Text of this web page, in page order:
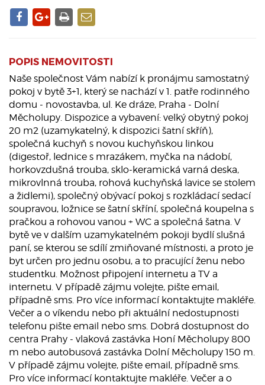
POPIS NEMOVITOSTI
Naše společnost Vám nabízí k pronájmu samostatný
pokoj v bytě 3+1, který se nachází v 1. patře rodinného
domu - novostavba, ul. Ke dráze, Praha - Dolní
Měcholupy. Dispozice a vybavení: velký obytný pokoj
20 m2 (uzamykatelný, k dispozici šatní skříň),
společná kuchyň s novou kuchyňskou linkou
(digestoř, lednice s mrazákem, myčka na nádobí,
horkovzdušná trouba, sklo-keramická varná deska,
mikrovlnná trouba, rohová kuchyňská lavice se stolem
a židlemi), společný obývací pokoj s rozkládací sedací
soupravou, ložnice se šatní skříní, společná koupelna s
pračkou a rohovou vanou + WC a společná šatna. V
bytě ve v dalším uzamykatelném pokoji bydlí slušná
paní, se kterou se sdílí zmiňované místnosti, a proto je
byt určen pro jednu osobu, a to pracující ženu nebo
studentku. Možnost připojení internetu a TV a
internetu. V případě zájmu volejte, pište email,
případně sms. Pro více informací kontaktujte makléře.
Večer a o víkendu nebo při aktuální nedostupnosti
telefonu pište email nebo sms. Dobrá dostupnost do
centra Prahy - vlaková zastávka Honí Měcholupy 800
m nebo autobusová zastávka Dolní Měcholupy 150 m.
V případě zájmu volejte, pište email, případně sms.
Pro více informací kontaktujte makléře. Večer a o